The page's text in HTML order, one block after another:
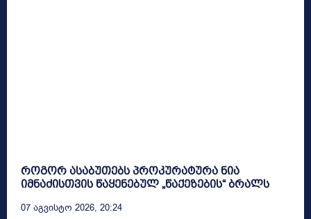
როგორ ასაბუთებს პროკურატურა ნია
იმნაძისთვის წაყენებულ „წაქეზების“ ბრალს
07 Აგვისტო 2026, 20:24